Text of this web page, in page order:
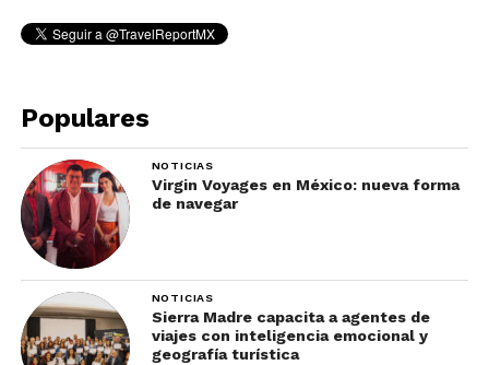
Populares
NOTICIAS
Virgin Voyages en México: nueva forma
de navegar
NOTICIAS
Sierra Madre capacita a agentes de
viajes con inteligencia emocional y
geografía turística